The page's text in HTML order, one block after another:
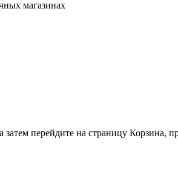
магазинах
перейдите на страницу Корзина,